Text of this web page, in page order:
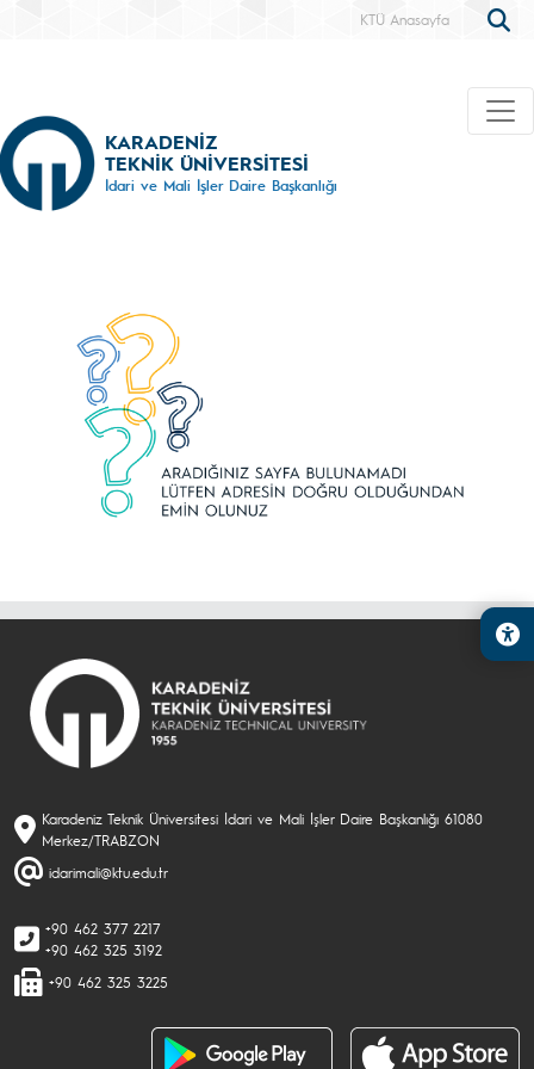
KTÜ Anasayfa
KARADENİZ
TEKNİK ÜNİVERSİTESİ
İdari ve Mali İşler Daire Başkanlığı
Karadeniz Teknik Üniversitesi İdari ve Mali İşler Daire Başkanlığı 61080
Merkez/TRABZON
idarimali@ktu.edu.tr
+90 462 377 2217
+90 462 325 3192
+90 462 325 3225